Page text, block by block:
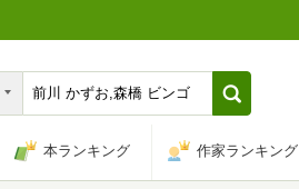
本ランキング 作家ランキング